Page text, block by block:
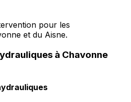
pour les
et du Aisne.
à Chavonne